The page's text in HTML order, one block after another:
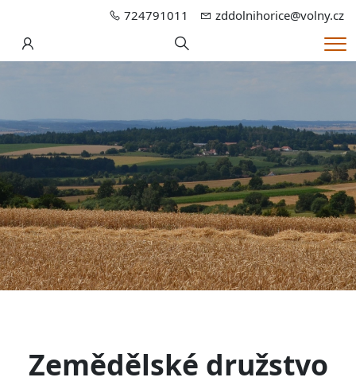
724791011 zddolnihorice@volny.cz
Hledání
Zemědělské družstvo